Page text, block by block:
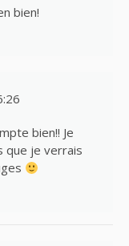
bien!
bien!! Je
que je verrais